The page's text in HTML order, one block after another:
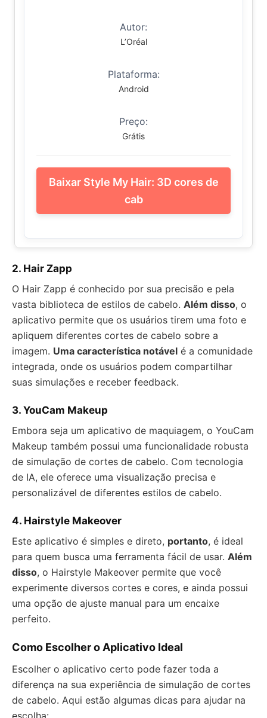
Autor:
L’Oréal
Plataforma:
Android
Preço:
Grátis
Baixar Style My Hair: 3D cores de
cab
2. Hair Zapp
O Hair Zapp é conhecido por sua precisão e pela
vasta biblioteca de estilos de cabelo. Além disso, o
aplicativo permite que os usuários tirem uma foto e
apliquem diferentes cortes de cabelo sobre a
imagem. Uma característica notável é a comunidade
integrada, onde os usuários podem compartilhar
suas simulações e receber feedback.
3. YouCam Makeup
Embora seja um aplicativo de maquiagem, o YouCam
Makeup também possui uma funcionalidade robusta
de simulação de cortes de cabelo. Com tecnologia
de IA, ele oferece uma visualização precisa e
personalizável de diferentes estilos de cabelo.
4. Hairstyle Makeover
Este aplicativo é simples e direto, portanto, é ideal
para quem busca uma ferramenta fácil de usar. Além
disso, o Hairstyle Makeover permite que você
experimente diversos cortes e cores, e ainda possui
uma opção de ajuste manual para um encaixe
perfeito.
Como Escolher o Aplicativo Ideal
Escolher o aplicativo certo pode fazer toda a
diferença na sua experiência de simulação de cortes
de cabelo. Aqui estão algumas dicas para ajudar na
escolha: